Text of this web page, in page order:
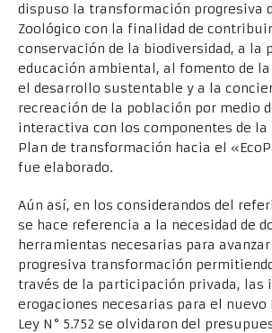
dispuso la transformación progresiva
Zoológico con la finalidad de
conservación de la biodiversidad, a la
educación ambiental, al fomento de
el desarrollo sustentable y a la
recreación de la población por medio
interactiva con los componentes de la
Plan de transformación hacia el
fue elaborado.
Aún así, en los considerandos del
se hace referencia a la necesidad de
herramientas necesarias para avanzar
progresiva transformación
través de la participación privada, las
erogaciones necesarias para el nuevo
Ley N° 5.752 se olvidaron del